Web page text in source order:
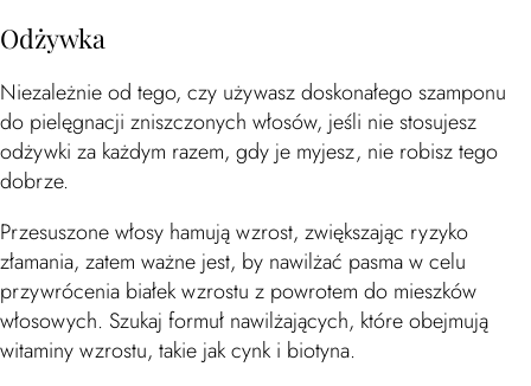
Odżywka
Niezależnie od tego, czy używasz doskonałego szamponu
do pielęgnacji zniszczonych włosów, jeśli nie stosujesz
odżywki za każdym razem, gdy je myjesz, nie robisz tego
dobrze.
Przesuszone włosy hamują wzrost, zwiększając ryzyko
złamania, zatem ważne jest, by nawilżać pasma w celu
przywrócenia białek wzrostu z powrotem do mieszków
włosowych. Szukaj formuł nawilżających, które obejmują
witaminy wzrostu, takie jak cynk i biotyna.